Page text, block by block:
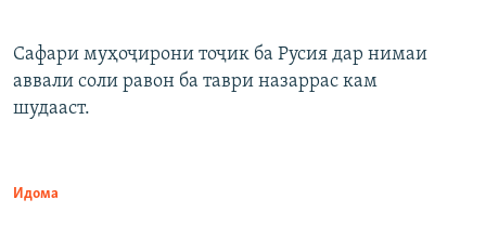
Сафари муҳоҷирони тоҷик ба Русия дар нимаи
аввали соли равон ба таври назаррас кам
шудааст.
Идома